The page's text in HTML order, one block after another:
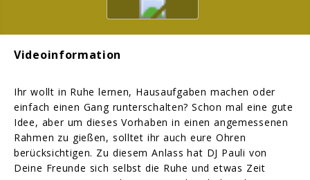
Videoinformation
Ihr wollt in Ruhe lernen, Hausaufgaben machen oder
einfach einen Gang runterschalten? Schon mal eine gute
Idee, aber um dieses Vorhaben in einen angemessenen
Rahmen zu gießen, solltet ihr auch eure Ohren
berücksichtigen. Zu diesem Anlass hat DJ Pauli von
Deine Freunde sich selbst die Ruhe und etwas Zeit